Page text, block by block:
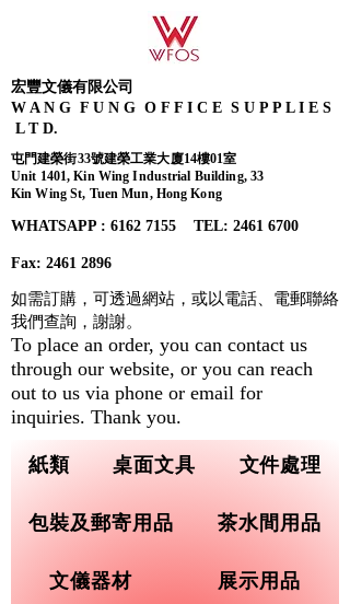
宏豐文儀有限公司
W A N G F U N G O F F I C E S U P P L I E S
L T D.
屯門建榮街33號建榮工業大廈14樓01室
Unit 1401, Kin Wing Industrial Building, 33
Kin Wing St, Tuen Mun, Hong Kong
WHATSAPP : 6162 7155​ TEL: 2461 6700
Fax: 2461 2896
紙類 桌面文具 文件處理
包裝及郵寄用品 茶水間用品
文儀器材 展示用品
如需訂購，可透過網站，或以電話、電郵聯絡
我們查詢， 謝謝。
To place an order, you can contact us
through our website, or you can reach
out to us via phone or email for
inquiries. Thank you.